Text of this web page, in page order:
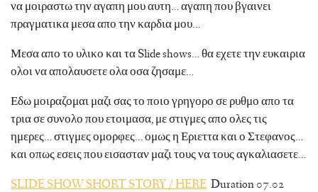
να μοιραστω την αγαπη μου αυτη… αγαπη που βγαινει
πραγματικα μεσα απο την καρδια μου…
Μεσα απο το υλικο και τα Slide shows… θα εχετε την ευκαιρια
ολοι να απολαυσετε ολα οσα ζησαμε…
Εδω μοιραζομαι μαζι σας το ποιο γρηγορο σε ρυθμο απο τα
τρια σε συνολο που ετοιμασα, με στιγμες απο ολες τις
ημερες… στιγμες ομορφες… ομως η Εριεττα και ο Στεφανος…
και οπως εσεις που εισασταν μαζι τους να τους αγκαλιασετε…
SLIDE SHOW SHORT STORY / HERE Duration 07.02